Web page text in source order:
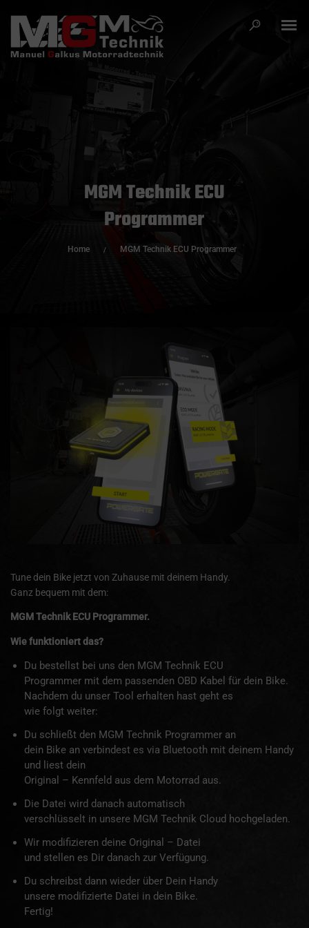
MGM Technik ECU
Programmer
Home / MGM Technik ECU Programmer
Tune dein Bike jetzt von Zuhause mit deinem Handy.
Ganz bequem mit dem:
MGM Technik ECU Programmer.
Wie funktioniert das?
Du bestellst bei uns den MGM Technik ECU
Programmer mit dem passenden OBD Kabel für dein Bike.
Nachdem du unser Tool erhalten hast geht es
wie folgt weiter:
Du schließt den MGM Technik Programmer an
dein Bike an verbindest es via Bluetooth mit deinem Handy
und liest dein
Original – Kennfeld aus dem Motorrad aus.
Die Datei wird danach automatisch
verschlüsselt in unsere MGM Technik Cloud hochgeladen.
Wir modifizieren deine Original – Datei
und stellen es Dir danach zur Verfügung.
Du schreibst dann wieder über Dein Handy
unsere modifizierte Datei in dein Bike.
Fertig!